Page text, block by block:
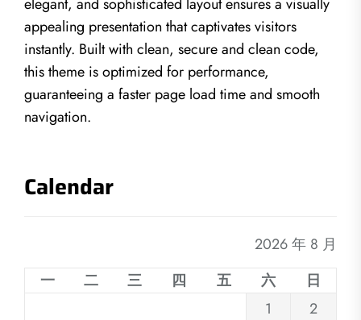
appealing presentation that captivates visitors
instantly. Built with clean, secure and clean code,
this theme is optimized for performance,
guaranteeing a faster page load time and smooth
navigation.
Calendar
2026 年 8 月
一
二 三 四 五 六
日
1
2